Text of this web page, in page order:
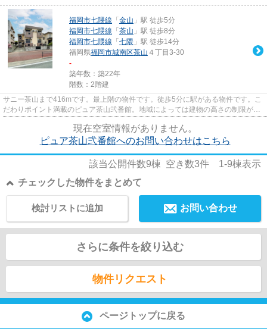
福岡市七隈線 「 金山 」駅 徒歩5分
福岡市七隈線 「 茶山 」駅 徒歩8分
福岡市七隈線 「 七隈 」駅 徒歩14分
福岡県福岡市城南区茶山 ４丁目3-30
-
築年数：築22年
階数：2階建
サニー茶山まで416mです。最上階の物件です。徒歩5分に駅がある物件です。こ
だわりポイント満載のピュア茶山弐番館。地域によっては建物の高さの制限があ
現在空室情報がありません。
ピュア茶山弐番館へのお問い合わせはこちら
該当公開件数9棟 空き数3件 1-9棟表示
チェックした物件をまとめて
お問い合わせ
検討リストに追加
さらに条件を絞り込む
物件リクエスト
ページトップに戻る